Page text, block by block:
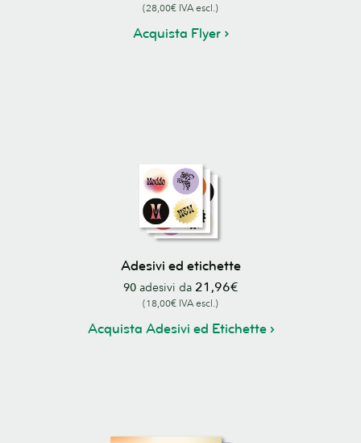
(28,00€ IVA escl.)
Acquista Flyer
Adesivi ed etichette
90adesivi da 21,96€
(18,00€ IVA escl.)
Acquista Adesivi ed Etichette